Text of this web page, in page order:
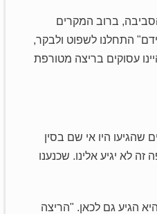
ברוב המקרים
התחלנו לשפוט ולבקר,
עסוקים בריצה מטורפת
היו אי שם בסין
לא יגיע אלינו. שכנענו
הגיע גם לכאן. "הריצה